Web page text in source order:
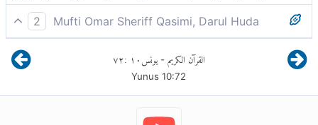
2
Mufti Omar Sheriff Qasimi, Darul Huda
நீங்கள் (புறக்கணித்து) திரும்பினால், (எனக்கு கவலையில்லை.
ஏனெனில்,) நான் உங்களிடம் எந்த கூலியையும் கேட்கவில்லை;
என் கூலி அல்லாஹ்வின் மீதே தவிர (மற்றவர் மீது) இல்லை.
முஸ்லிம்களில் நான் ஆகவேண்டுமென
கட்டளையிடப்பட்டுள்ளேன்”(என்று கூறினார்).
القرآن الكريم - يونس١٠ :٧٢
Yunus 10:72